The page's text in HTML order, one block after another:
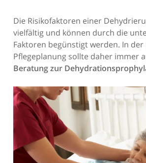
Die Risikofaktoren einer
vielfältig und können durch die
Faktoren begünstigt werden. In
Pflegeplanung sollte daher immer
Beratung zur